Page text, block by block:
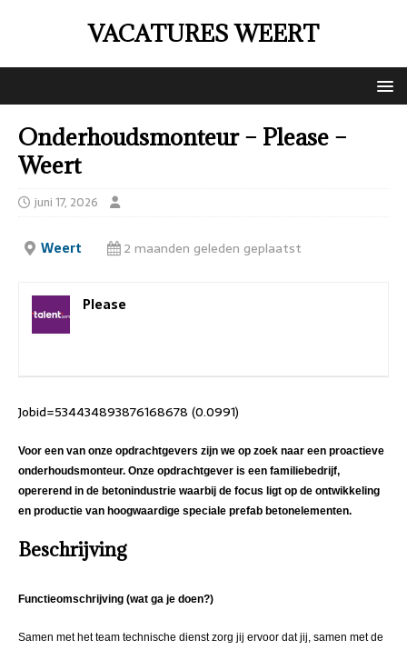
VACATURES WEERT
Onderhoudsmonteur – Please –
Weert
juni 17, 2026
Weert 2 maanden geleden geplaatst
Please
Jobid=534434893876168678 (0.0991)
Voor een van onze opdrachtgevers zijn we op zoek naar een proactieve
onderhoudsmonteur. Onze opdrachtgever is een familiebedrijf,
opererend in de betonindustrie waarbij de focus ligt op de ontwikkeling
en productie van hoogwaardige speciale prefab betonelementen.
Beschrijving
Functieomschrijving (wat ga je doen?)
Samen met het team technische dienst zorg jij ervoor dat jij, samen met de